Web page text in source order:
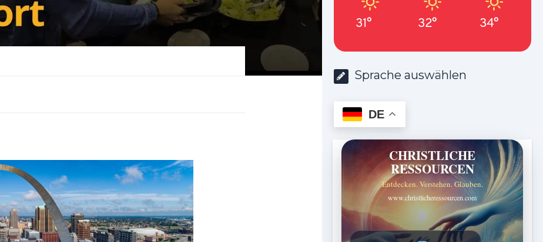
31° 32° 34°
Sprache auswählen
DE
CHRISTLICHE
RESSOURCEN
Entdecken. Verstehen. Glauben.
www.christlicheressourcen.com